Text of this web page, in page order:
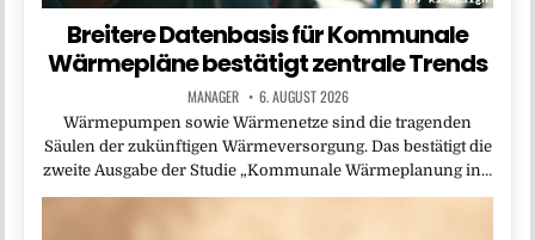
Breitere Datenbasis für Kommunale
Wärmepläne bestätigt zentrale Trends
MANAGER 6. AUGUST 2026
Wärmepumpen sowie Wärmenetze sind die tragenden
Säulen der zukünftigen Wärmeversorgung. Das bestätigt die
zweite Ausgabe der Studie „Kommunale Wärmeplanung in…